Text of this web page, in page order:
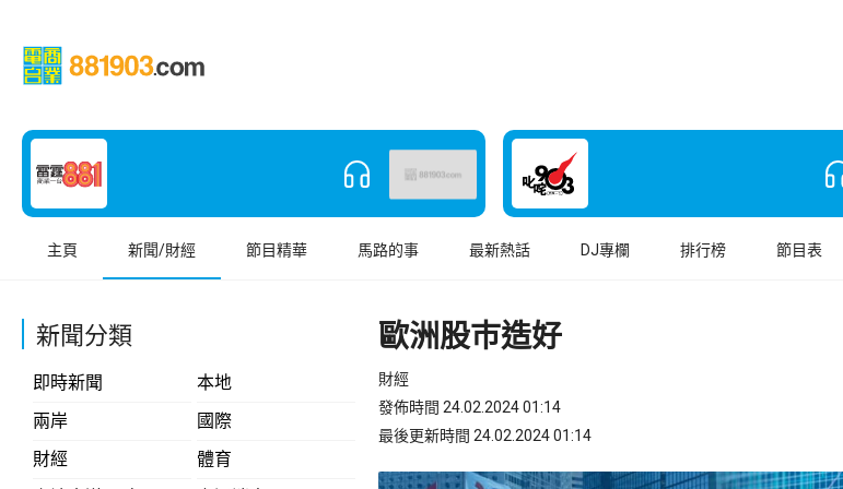
主頁 新聞/財經 節目精華 馬路的事 最新熱話 DJ專欄 排行榜 節目表
新聞分類
即時新聞
本地
兩岸
國際
財經
體育
歐洲股巿造好
財經
發佈時間 24.02.2024 01:14
最後更新時間 24.02.2024 01:14